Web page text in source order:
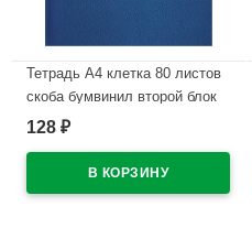
Тетрадь А4 клетка 80 листов
скоба бумвинил второй блок
BG синий арт.Т4бв80кЭ_12326
128 ₽